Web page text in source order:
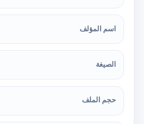
اسم المؤلف
الصيغة
حجم الملف